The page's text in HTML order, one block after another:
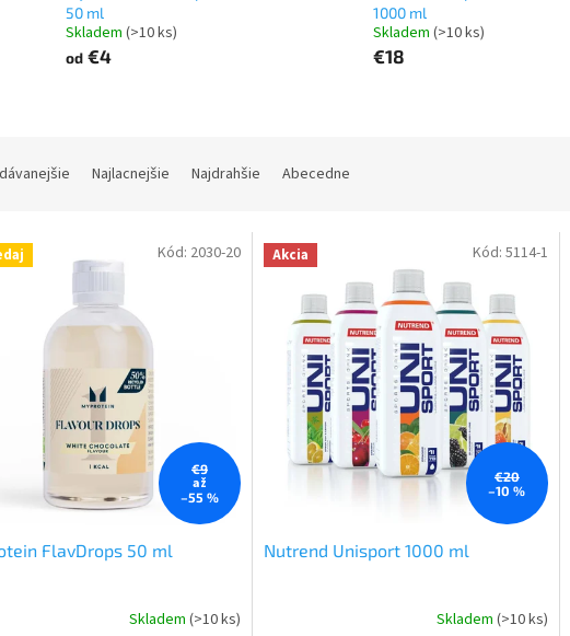
50 ml
Skladem (>10 ks)
od €4
1000 ml
Skladem (>10 ks)
€18
Najlacnejšie Najdrahšie Abecedne
€9
až
–55 %
FlavDrops 50 ml
Skladem (>10 ks)
Kód: 2030-20 Akcia
€20
–10 %
Nutrend Unisport 1000 ml
Skladem (>10 ks)
Kód: 5114-1